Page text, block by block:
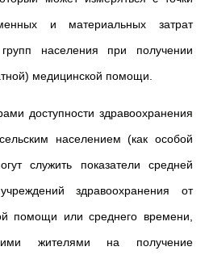
и материальных затрат
населения при получении
медицинской помощи.
доступности здравоохранения
населением (как особой
служить показатели средней
здравоохранения от
помощи или среднего времени,
жителями на получение